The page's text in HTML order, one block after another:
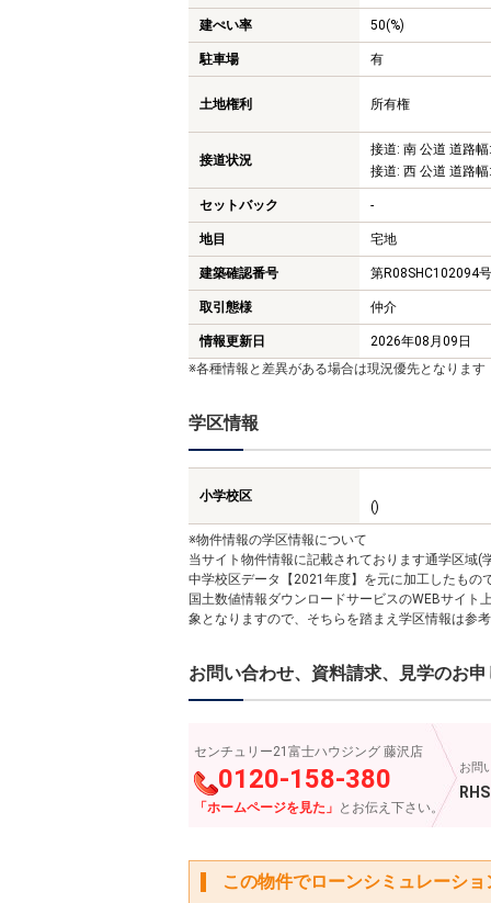
建ぺい率 50(%)
駐車場 有
土地権利 所有権
接道状況
接道: 南 公道 道路
接道: 西 公道 道路
セットバック -
地目 宅地
建築確認番号 第R08SHC102094号
取引態様 仲介
情報更新日
2026年08月09日
※各種情報と差異がある場合は現況優先となります
学区情報
小学校区
()
※物件情報の学区情報について
当サイト物件情報に記載されております通学区域
中学校区データ【2021年度】を元に加工したもの
国土数値情報ダウンロードサービスのWEBサイ
象となりますので、そちらを踏まえ学区情報は参
お問い合わせ、資料請求、見学のお
センチュリー21富士ハウジング 藤沢店
0120-158-380
「ホームページを見た」 とお伝え下さい。
お問
この物件でローンシミュレーショ